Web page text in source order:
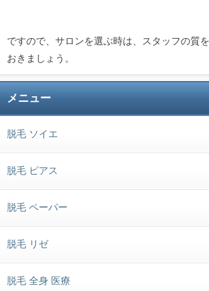
ですので、サロンを選ぶ時は、スタッフの質
おきましょう。
メニュー
脱毛 ソイエ
脱毛 ピアス
脱毛 ペーパー
脱毛 リゼ
脱毛 全身 医療